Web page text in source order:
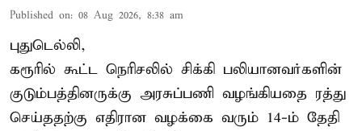
Published on: 08 Aug 2026, 8:38 am
புதுடெல்லி,
கரூரில் கூட்ட நெரிசலில் சிக்கி பலியானவர்களின்
குடும்பத்தினருக்கு அரசுப்பணி வழங்கியதை ரத்து
செய்ததற்கு எதிரான வழக்கை வரும் 14-ம் தேதி